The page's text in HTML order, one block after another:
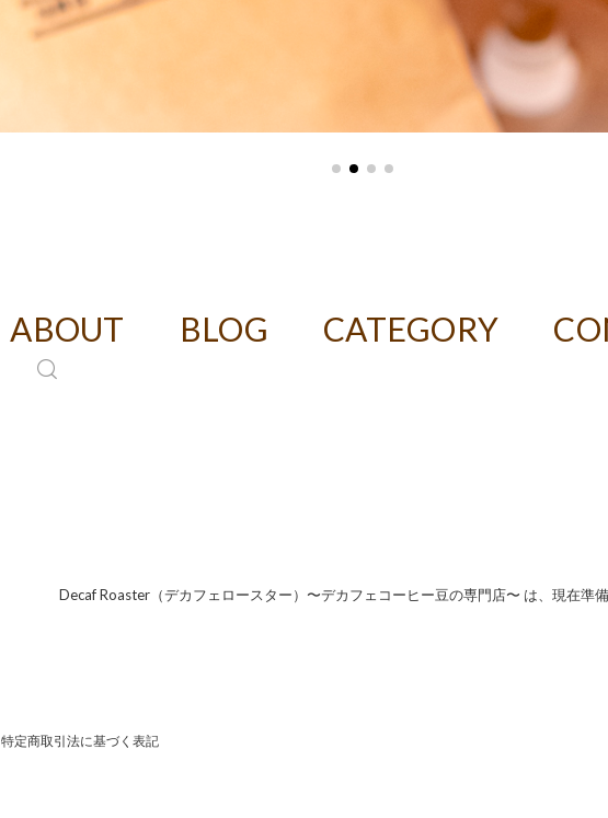
ABOUT BLOG CATEGORY
Decaf Roaster（デカフェロースター）〜デカフェコーヒー豆の専門店〜 は、現在準
特定商取引法に基づく表記